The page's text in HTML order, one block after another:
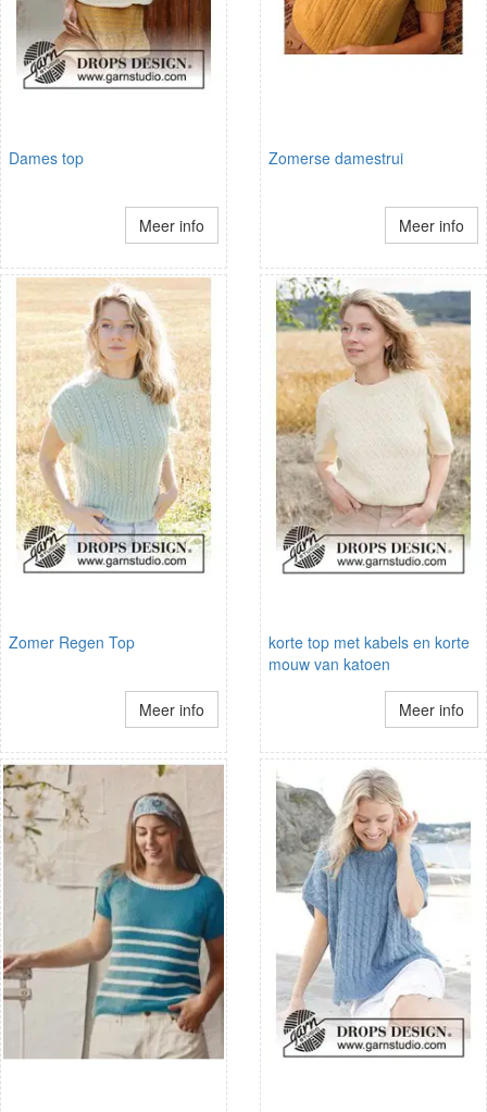
Dames top
Meer info
Zomerse damestrui
Meer info
Zomer Regen Top
Meer info
korte top met kabels en korte
mouw van katoen
Meer info